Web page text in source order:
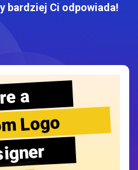
bardziej Ci odpowiada!
a
Logo